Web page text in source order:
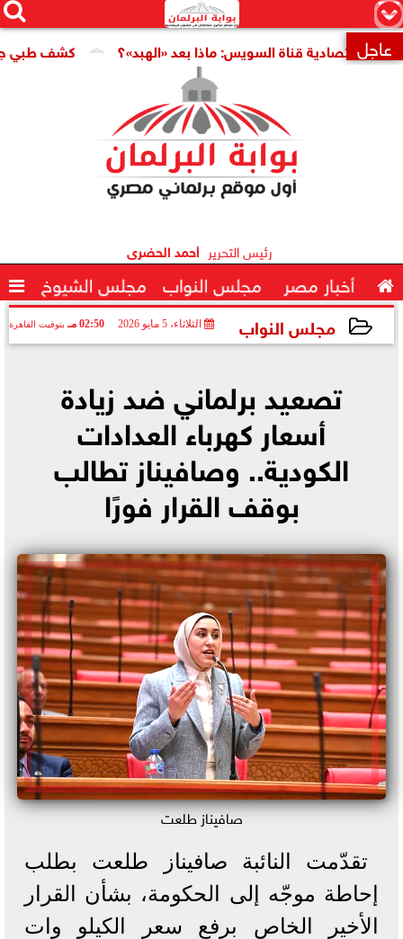
×


 عاجل كشف طبي جديد قناة السويس: ماذا بعد «الهبد»؟
رئيس التحرير أحمد الحضرى
 أخبار مصر مجلس النواب مجلس الشيوخ 
مجلس النواب الثلاثاء، 5 مايو 2026 02:50 مـ بتوقيت القاهرة
تصعيد برلماني ضد زيادة
أسعار كهرباء العدادات
الكودية.. وصافيناز تطالب
بوقف القرار فورًا
صافيناز طلعت
تقدّمت النائبة صافيناز طلعت بطلب
إحاطة موجّه إلى الحكومة، بشأن القرار
الأخير الخاص برفع سعر الكيلو وات